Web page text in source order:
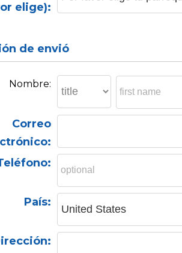
elige):
de envió
Nombre:
Correo
País: